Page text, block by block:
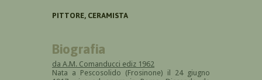
PITTORE, CERAMISTA
Biografia
da A.M. Comanducci ediz 1962
Nata a Pescosolido (Frosinone) il 24 giugno